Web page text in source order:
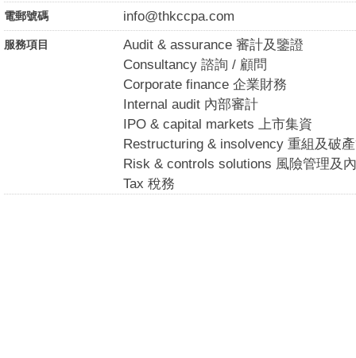
電郵號碼 info@thkccpa.com
服務項目
Audit & assurance 審計及鑒證
Consultancy 諮詢 / 顧問
Corporate finance 企業財務
Internal audit 內部審計
IPO & capital markets 上市集資
Restructuring & insolvency 重組及破
Risk & controls solutions 風險管理及
Tax 稅務